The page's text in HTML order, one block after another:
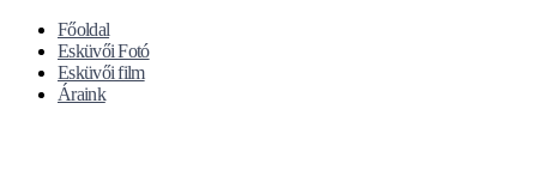
Főoldal
Esküvői Fotó
Esküvői film
Áraink